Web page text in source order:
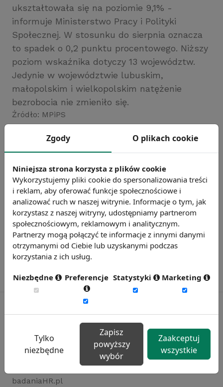
ukształtowała się na poziomie 9,1% -
informuje Ministerstwo Pracy i Polityki
Społecznej. W stosunku do sierpnia oznacza
to spadek o 0,2 punktu procentowego. Niższy
poziom wskaźnika dotyczy 13 województw.
Jedynie w województwie lubuskim,
małopolskim i wielkopolskim natężenie
bezrobocia nie zmieniło się.
Źródło: MPiPS
Zobacz więcej wiadomości
sedlak.pl
wynagrodzenia.pl
badaniaHR.pl
Zgody O plikach cookie
Niniejsza strona korzysta z plików cookie
Wykorzystujemy pliki cookie do spersonalizowania treści
i reklam, aby oferować funkcje społecznościowe i
analizować ruch w naszej witrynie. Informacje o tym, jak
korzystasz z naszej witryny, udostępniamy partnerom
społecznościowym, reklamowym i analitycznym.
Partnerzy mogą połączyć te informacje z innymi danymi
otrzymanymi od Ciebie lub uzyskanymi podczas
korzystania z ich usług.
Niezbędne Preferencje Statystyki Marketing
Tylko
niezbędne
Zapisz
powyższy
wybór
Zaakceptuj
wszystkie